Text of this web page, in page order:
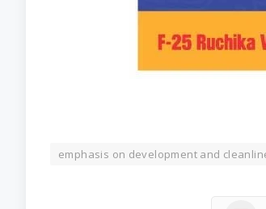
emphasis on development and